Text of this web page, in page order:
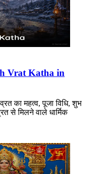
Vrat Katha in
का महत्व, पूजा विधि, शुभ
से मिलने वाले धार्मिक